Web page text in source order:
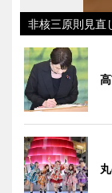
非核三原則見直